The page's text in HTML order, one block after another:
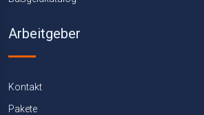
Arbeitgeber
Kontakt
Pakete